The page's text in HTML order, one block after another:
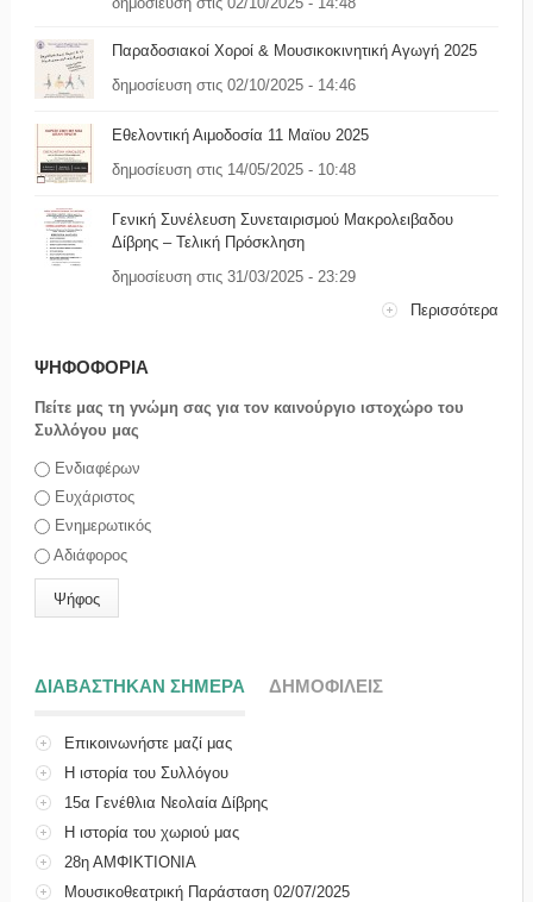
Παραδοσιακοί Χοροί & Μουσικοκινητική Αγωγή 2025
δημοσίευση στις 02/10/2025 - 14:46
Εθελοντική Αιμοδοσία 11 Μαϊου 2025
δημοσίευση στις 14/05/2025 - 10:48
Γενική Συνέλευση Συνεταιρισμού Μακρολειβαδου
Δίβρης – Τελική Πρόσκληση
δημοσίευση στις 31/03/2025 - 23:29
Περισσότερα
ΨΗΦΟΦΟΡΙΑ
Πείτε μας τη γνώμη σας για τον καινούργιο ιστοχώρο του
Συλλόγου μας
Επιλογές
Ενδιαφέρων
Ευχάριστος
Ενημερωτικός
Αδιάφορος
ΔΙΑΒΑΣΤΗΚΑΝ ΣΗΜΕΡΑ (ΕΝΕΡΓΗ ΚΑΡΤΕΛΑ)
ΔΗΜΟΦΙΛΕΙΣ
Επικοινωνήστε μαζί μας
Η ιστορία του Συλλόγου
15α Γενέθλια Νεολαία Δίβρης
Η ιστορία του χωριού μας
28η ΑΜΦΙΚΤΙΟΝΙΑ
Μουσικοθεατρική Παράσταση 02/07/2025